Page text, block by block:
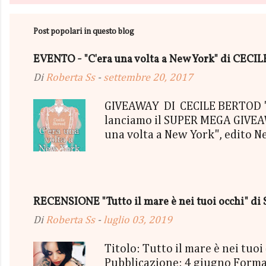
Post popolari in questo blog
EVENTO - "C'era una volta a New York" di
DiRoberta Ss - settembre 20, 2017
GIVEAWAY DI CECILE
lanciamo il SUPER MEGA
una volta a New York", edito
"tutto ma non il mio Tailleur"
terminerà...
RECENSIONE "Tutto il mare è nei tuoi occhi"
DiRoberta Ss - luglio 03, 2019
Titolo: Tutto il mare è nei tuoi
Pubblicazione: 4 giugno